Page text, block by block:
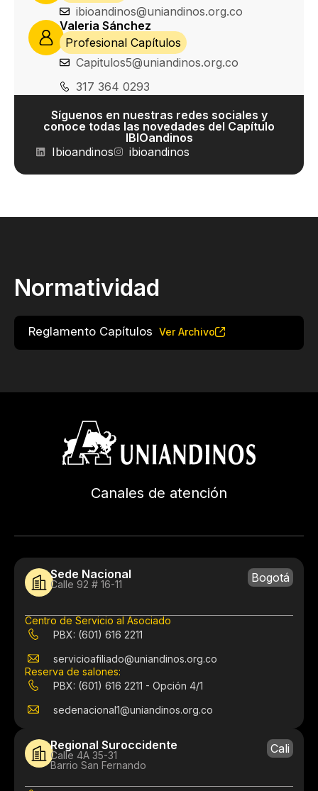
ibioandinos@uniandinos.org.co
Valeria Sánchez
Profesional Capítulos
Capitulos5@uniandinos.org.co
317 364 0293
Síguenos en nuestras redes sociales y
conoce todas las novedades del Capítulo
IBIOandinos
Ibioandinos
ibioandinos
Normatividad
Reglamento Capítulos Ver Archivo
Canales de atención
Sede Nacional
Calle 92 # 16-11 Bogotá
Centro de Servicio al Asociado
PBX: (601) 616 2211
servicioafiliado@uniandinos.org.co
Reserva de salones:
PBX: (601) 616 2211 - Opción 4/1
sedenacional1@uniandinos.org.co
Regional Suroccidente
Calle 4A 35-31
Barrio San Fernando
Cali